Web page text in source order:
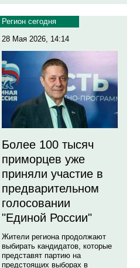
Регион сегодня
28 Мая 2026, 14:14
Более 100 тысяч
приморцев уже
приняли участие в
предварительном
голосовании
"Единой России"
Жители региона продолжают
выбирать кандидатов, которые
представят партию на
предстоящих выборах в